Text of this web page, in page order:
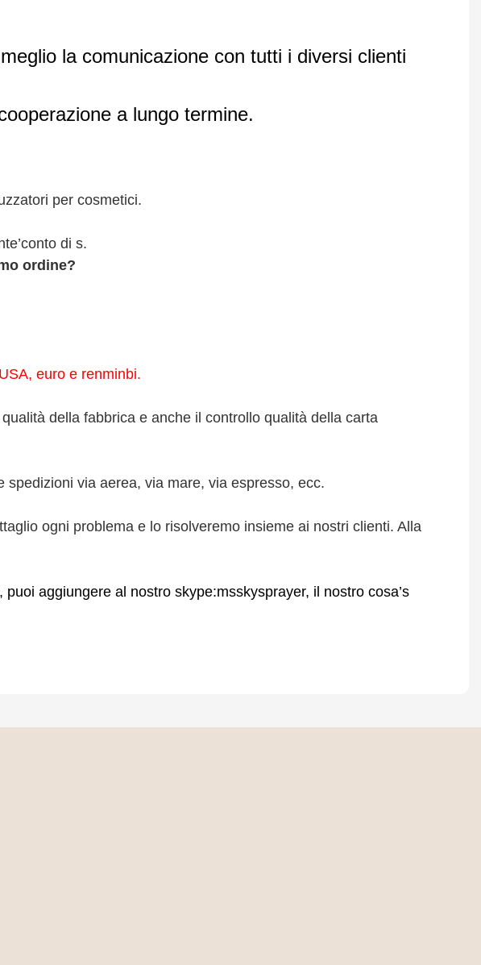
la comunicazione con tutti i diversi clienti
a lungo termine.
per cosmetici.
di s.
ordine?
euro e renminbi.
della fabbrica e anche il controllo qualità della carta
via aerea, via mare, via espresso, ecc.
ogni problema e lo risolveremo insieme ai nostri clienti. Alla
aggiungere al nostro skype:msskysprayer, il nostro cosa’s